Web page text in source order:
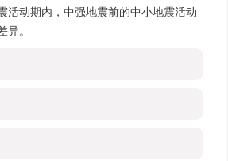
活动期内，中强地震前的中小地震活动
异。